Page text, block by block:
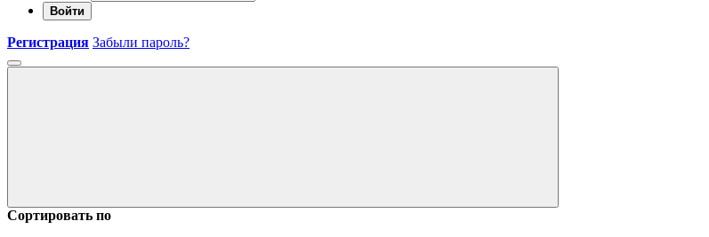
Войти
Регистрация Забыли пароль?
Сортировать по